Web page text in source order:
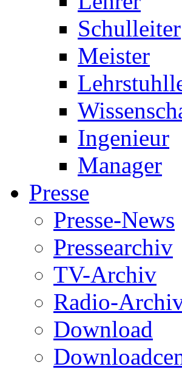
Schulleiter
Meister
Ingenieur
Manager
Presse
Presse-News
Pressearchiv
TV-Archiv
Radio-
Download